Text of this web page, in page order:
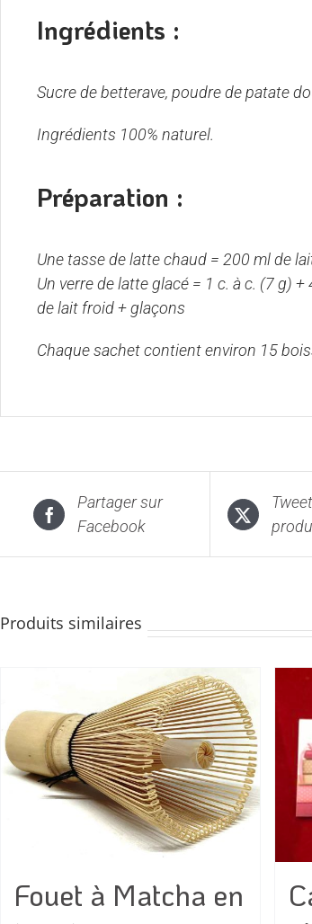
Ingrédients :
Sucre de betterave, poudre de patate
Ingrédients 100% naturel.
Préparation :
Une tasse de latte chaud = 200 ml de
Un verre de latte glacé = 1 c. à c. (7 g)
de lait froid + glaçons
Chaque sachet contient environ 15
Partager sur
Facebook
Produits similaires
Fouet à Matcha en